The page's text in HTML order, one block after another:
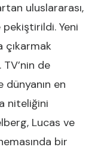
uluslararası,
Yeni
çıkarmak
de
dünyanın en
niteliğini
Lucas ve
bir